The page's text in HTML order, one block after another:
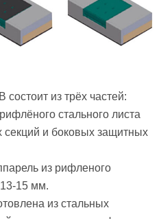
из трёх частей:
стального листа
и боковых защитных
из рифленого
15 мм.
из стальных